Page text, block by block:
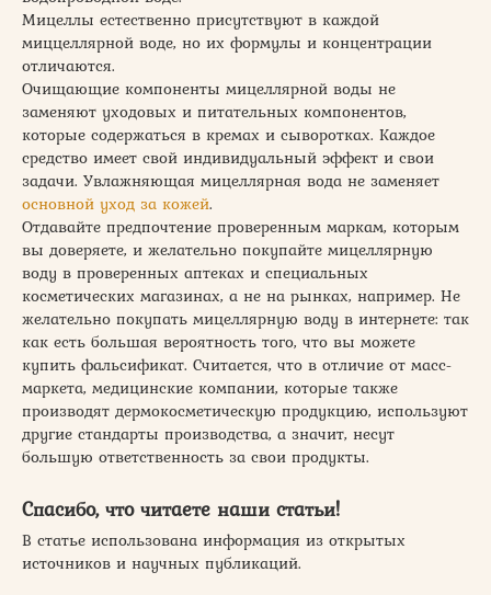
Мицеллы естественно присутствуют в каждой
миццеллярной воде, но их формулы и концентрации
отличаются.
Очищающие компоненты мицеллярной воды не
заменяют уходовых и питательных компонентов,
которые содержаться в кремах и сыворотках. Каждое
средство имеет свой индивидуальный эффект и свои
задачи. Увлажняющая мицеллярная вода не заменяет
основной уход за кожей.
Отдавайте предпочтение проверенным маркам, которым
вы доверяете, и желательно покупайте мицеллярную
воду в проверенных аптеках и специальных
косметических магазинах, а не на рынках, например. Не
желательно покупать мицеллярную воду в интернете: так
как есть большая вероятность того, что вы можете
купить фальсификат. Считается, что в отличие от масс-
маркета, медицинские компании, которые также
производят дермокосметическую продукцию, используют
другие стандарты производства, а значит, несут
большую ответственность за свои продукты.
Спасибо, что читаете наши статьи!
В статье использована информация из открытых
источников и научных публикаций.